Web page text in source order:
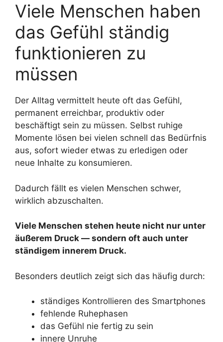
Viele Menschen haben
das Gefühl ständig
funktionieren zu
müssen
Der Alltag vermittelt heute oft das Gefühl,
permanent erreichbar, produktiv oder
beschäftigt sein zu müssen. Selbst ruhige
Momente lösen bei vielen schnell das Bedürfnis
aus, sofort wieder etwas zu erledigen oder
neue Inhalte zu konsumieren.
Dadurch fällt es vielen Menschen schwer,
wirklich abzuschalten.
Viele Menschen stehen heute nicht nur unter
äußerem Druck — sondern oft auch unter
ständigem innerem Druck.
Besonders deutlich zeigt sich das häufig durch:
ständiges Kontrollieren des Smartphones
fehlende Ruhephasen
das Gefühl nie fertig zu sein
innere Unruhe